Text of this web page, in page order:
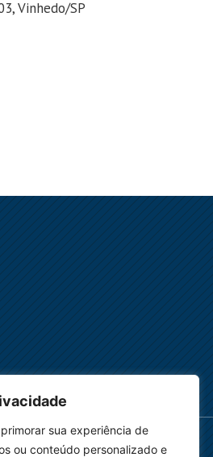
sua experiência de
ou conteúdo personalizado e
Vinhedo/SP